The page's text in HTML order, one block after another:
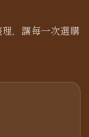
，讓每一次選購